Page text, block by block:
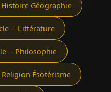
Histoire Géographie
-- Littérature
-- Philosophie
Ésotérisme